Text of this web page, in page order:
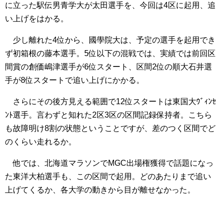
に立った駅伝男青学大が太田選手を、今回は4区に起用、追
い上げをはかる。
少し離れた4位から、國學院大は、予定の選手を起用でき
ず初箱根の藤本選手。5位以下の混戦では、実績では前回区
間賞の創価嶋津選手が6位スタート、区間2位の順大石井選
手が8位スタートで追い上げにかかる。
さらにその後方見える範囲で12位スタートは東国大ｳﾞｨﾝｾ
ﾝﾄ選手。言わずと知れた2区3区の区間記録保持者。こちら
も故障明け8割の状態ということですが、差のつく区間でど
のくらい走れるか。
他では、北海道マラソンでMGC出場権獲得で話題になっ
た東洋大柏選手も、この区間で起用。どのあたりまで追い
上げてくるか、各大学の動きから目が離せなかった。